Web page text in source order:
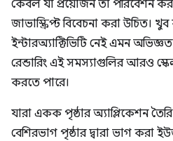
কেবল যা প্রয়োজন তা পরিবেশন
জাভাস্ক্রিপ্ট বিবেচনা করা উচিত।
ইন্টারঅ্যাক্টিভিটি নেই এমন
রেন্ডারিং এই সমস্যাগুলির আরও
করতে পারে।
যারা একক পৃষ্ঠার অ্যাপ্লিকেশন
বেশিরভাগ পৃষ্ঠার দ্বারা ভাগ করা